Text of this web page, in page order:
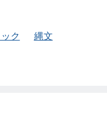
ク
縄文